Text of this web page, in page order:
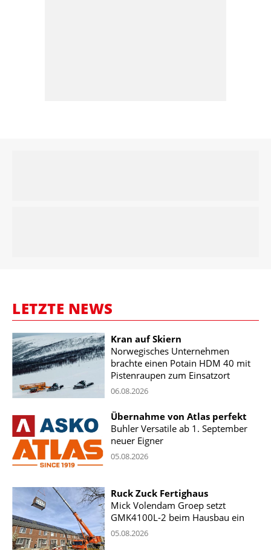
LETZTE NEWS
Kran auf Skiern
Norwegisches Unternehmen
brachte einen Potain HDM 40 mit
Pistenraupen zum Einsatzort
06.08.2026
Übernahme von Atlas perfekt
Buhler Versatile ab 1. September
neuer Eigner
05.08.2026
Ruck Zuck Fertighaus
Mick Volendam Groep setzt
GMK4100L-2 beim Hausbau ein
05.08.2026